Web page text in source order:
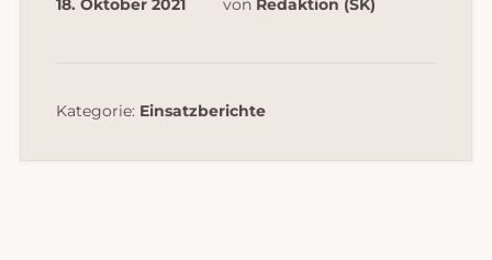
Kategorie: Einsatzberichte